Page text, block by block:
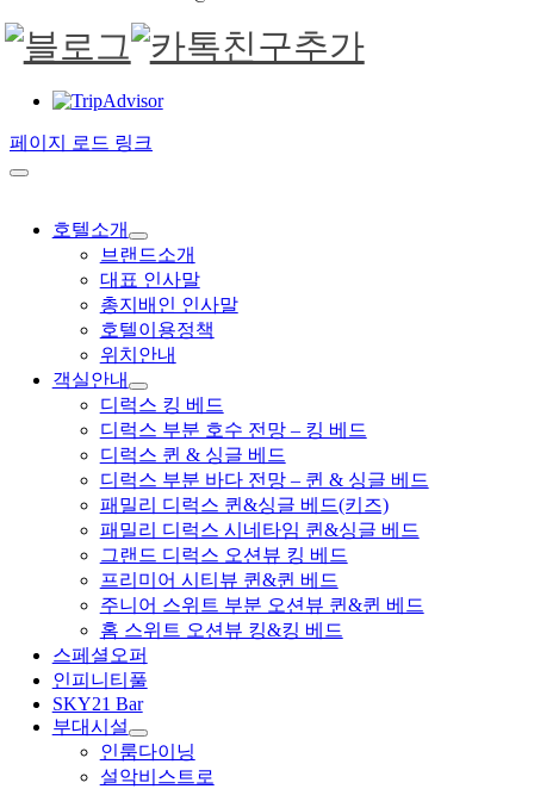
페이지 로드 링크
호텔소개
브랜드소개
대표 인사말
총지배인 인사말
호텔이용정책
위치안내
객실안내
디럭스 킹 베드
디럭스 부분 호수 전망 – 킹 베드
디럭스 퀸 & 싱글 베드
디럭스 부분 바다 전망 – 퀸 & 싱글 베드
패밀리 디럭스 퀸&싱글 베드(키즈)
패밀리 디럭스 시네타임 퀸&싱글 베드
그랜드 디럭스 오션뷰 킹 베드
프리미어 시티뷰 퀸&퀸 베드
주니어 스위트 부분 오션뷰 퀸&퀸 베드
홈 스위트 오션뷰 킹&킹 베드
스페셜오퍼
인피니티풀
SKY21 Bar
부대시설
인룸다이닝
설악비스트로